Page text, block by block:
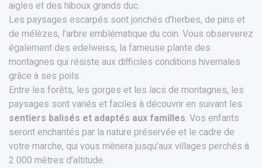
aigles et des hiboux grands duc.
Les paysages escarpés sont jonchés d’herbes, de pins et
de mélèzes, l’arbre emblématique du coin. Vous observerez
également des edelweiss, la fameuse plante des
montagnes qui résiste aux difficiles conditions hivernales
grâce à ses poils.
Entre les forêts, les gorges et les lacs de montagnes, les
paysages sont variés et faciles à découvrir en suivant les
sentiers balisés et adaptés aux familles. Vos enfants
seront enchantés par la nature préservée et le cadre de
votre marche, qui vous mènera jusqu’aux villages perchés à
2 000 mètres d’altitude.